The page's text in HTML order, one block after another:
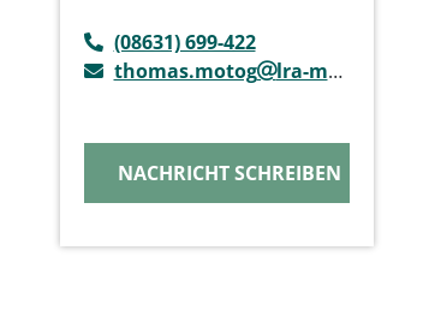
(08631) 699-422
thomas.motog
lra-mue.de
NACHRICHT SCHREIBEN